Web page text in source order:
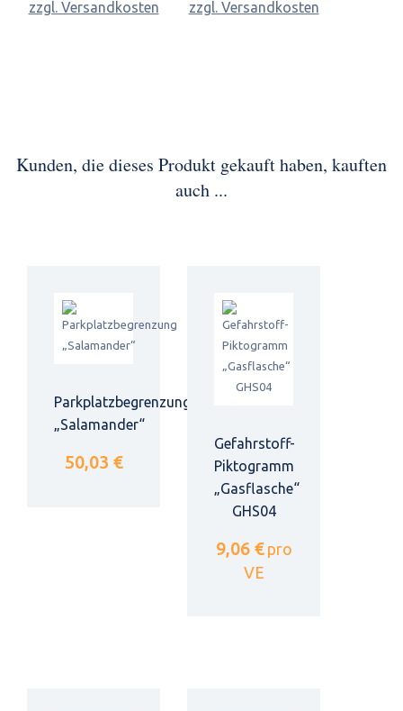
zzgl. Versandkosten zzgl. Versandkosten
Kunden, die dieses Produkt gekauft haben, kauften
auch ...
Parkplatzbegrenzung
„Salamander“
50,03 €
Gefahrstoff-
Piktogramm
„Gasflasche“
GHS04
9,06 € pro
VE